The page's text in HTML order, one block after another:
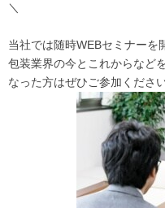
＼
当社では随時WEBセミナーを
包装業界の今とこれからなど
なった方はぜひご参加くださ